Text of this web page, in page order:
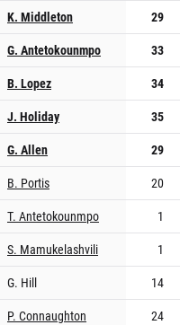
K. Middleton 29
G. Antetokounmpo
33
B. Lopez
34
J. Holiday
35
G. Allen
29
B. Portis
20
T. Antetokounmpo
1
S. Mamukelashvili
1
G. Hill
14
P. Connaughton
24